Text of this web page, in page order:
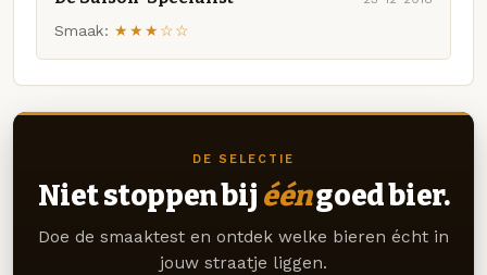
Smaak: ★★★☆☆
DE SELECTIE
Niet stoppen bij ééngoed bier.
Doe de smaaktest en ontdek welke bieren écht in
jouw straatje liggen.